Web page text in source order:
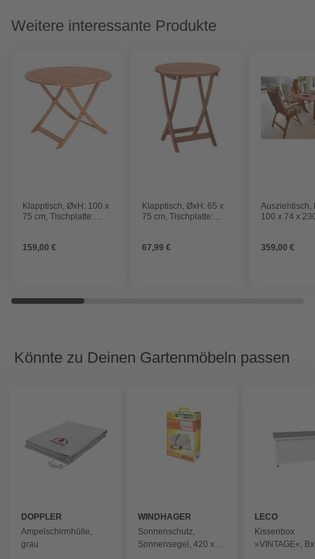
Weitere interessante Produkte
Klapptisch, ØxH: 100 x
75 cm, Tischplatte:
159,00 €
Klapptisch, ØxH: 65 x
75 cm, Tischplatte:
67,99 €
Ausziehtisch,
100 x 74 x
359,00 €
Könnte zu Deinen Gartenmöbeln passen
DOPPLER
Ampelschirmhülle,
grau
WINDHAGER
Sonnenschutz,
Sonnensegel, 420 x
LECO
Kissenbox
»VINTAGE«,